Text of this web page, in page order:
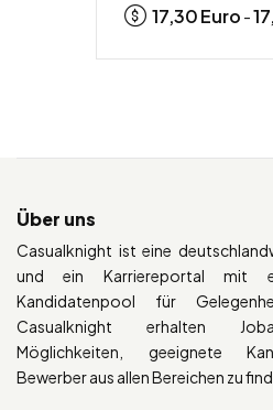
17,30Euro -
Über uns
Casualknight ist eine
und ein Karriereportal mit
Kandidatenpool für
Casualknight erhalten
Möglichkeiten, geeignete
Bewerber aus allen Bereichen zu